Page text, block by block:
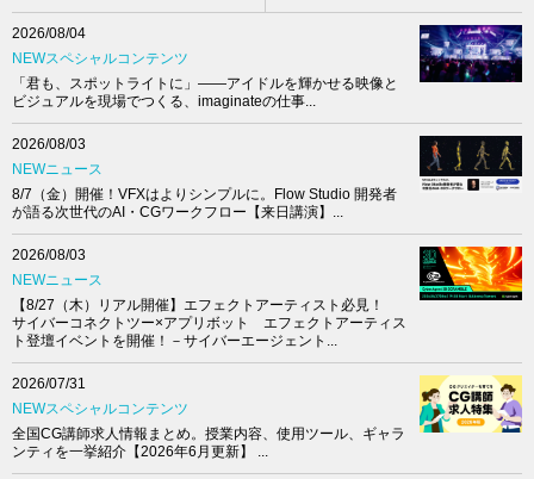
2026/08/04
NEWスペシャルコンテンツ
「君も、スポットライトに」――アイドルを輝かせる映像と
ビジュアルを現場でつくる、imaginateの仕事...
2026/08/03
NEWニュース
8/7（金）開催！VFXはよりシンプルに。Flow Studio 開発者
が語る次世代のAI・CGワークフロー【来日講演】...
2026/08/03
NEWニュース
【8/27（木）リアル開催】エフェクトアーティスト必見！
サイバーコネクトツー×アプリボット エフェクトアーティス
ト登壇イベントを開催！－サイバーエージェント...
2026/07/31
NEWスペシャルコンテンツ
全国CG講師求人情報まとめ。授業内容、使用ツール、ギャラ
ンティを一挙紹介【2026年6月更新】 ...